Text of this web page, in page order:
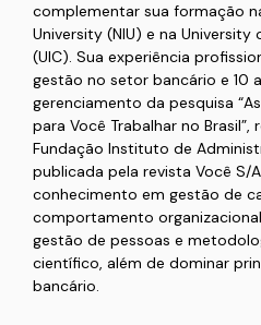
complementar sua formação
University (NIU) e na University
(UIC). Sua experiência
gestão no setor bancário e 10
gerenciamento da pesquisa
para Você Trabalhar no Brasil”,
Fundação Instituto de
publicada pela revista Você S/
conhecimento em gestão de
comportamento
gestão de pessoas e
científico, além de dominar
bancário.